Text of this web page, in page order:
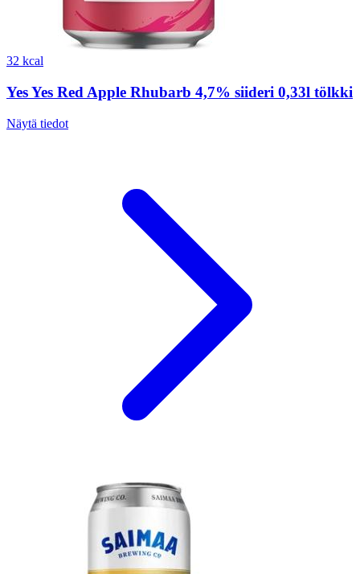
32 kcal
Yes Yes Red Apple Rhubarb 4,7% siideri 0,33l tölkki
Näytä tiedot